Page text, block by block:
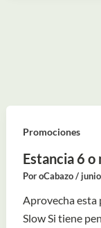
Promociones
Estancia 6 o
PoroCabazo/
Aprovecha
Slow Si tiene